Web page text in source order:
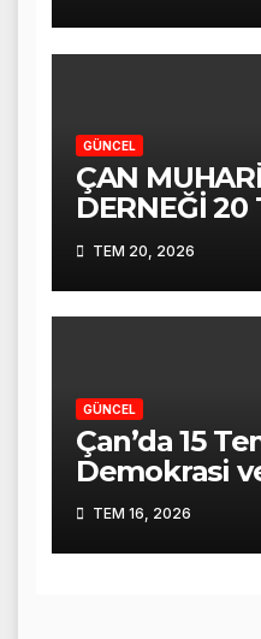
GÜNCEL
ÇAN
DERNEĞİ 20
KIBRIS
ALİ COŞKUN
TEM 20, 2026
GÜNCEL
Çan’da 15
Demokrasi
Günü
TEM 16, 2026